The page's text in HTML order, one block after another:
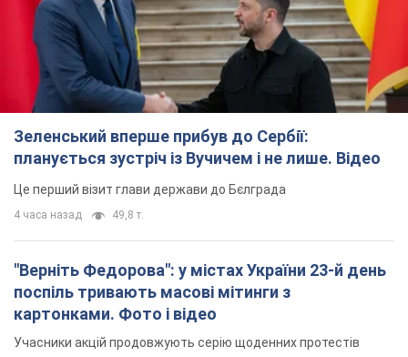
Це перший візит глави держави до Бєлграда
4 часа назад 49,8 т.
"Верніть Федорова": у містах України 23-й день
поспіль тривають масові мітинги з
картонками. Фото і відео
Учасники акцій продовжують серію щоденних протестів
2 часа назад 1,6 т.
Сенат США схвалив законопроєкт Грема про
санкції проти Росії: що далі
Документ передбачає нові економічні обмеження
8 минут назад 3,6 т.